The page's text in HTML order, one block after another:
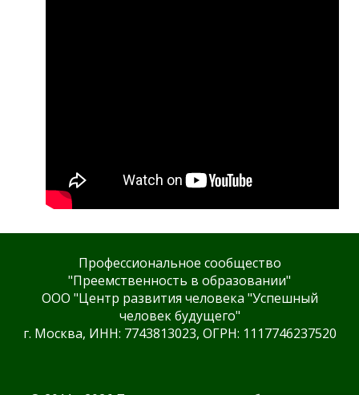
Профессиональное сообщество
"Преемственность в образовании"
ООО "Центр развития человека "Успешный
человек будущего"
г. Москва, ИНН: 7743813023, ОГРН: 1117746237520